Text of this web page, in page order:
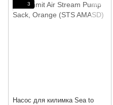
3
Насос для килимка Sea to